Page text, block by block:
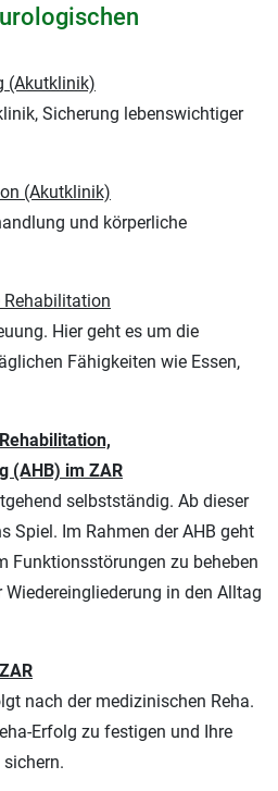
(Akutklinik)
Sicherung lebenswichtiger
(Akutklinik)
und körperliche
Rehabilitation
Hier geht es um die
Fähigkeiten wie Essen,
(AHB) im ZAR
selbstständig. Ab dieser
Spiel. Im Rahmen der AHB geht
Funktionsstörungen zu beheben
in den Alltag
nach der medizinischen Reha.
Erfolg zu festigen und Ihre